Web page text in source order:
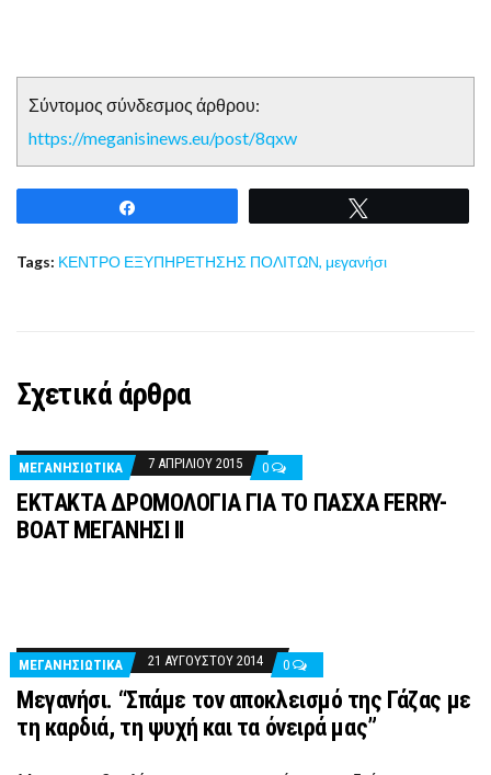
Σύντομος σύνδεσμος άρθρου:
https://meganisinews.eu/post/8qxw
Tags: ΚΕΝΤΡΟ ΕΞΥΠΗΡΕΤΗΣΗΣ ΠΟΛΙΤΩΝ, μεγανήσι
Σχετικά άρθρα
ΜΕΓΑΝΗΣΙΩΤΙΚΑ 7 ΑΠΡΙΛΊΟΥ 2015 0
ΕΚΤΑΚΤΑ ΔΡΟΜΟΛΟΓΙΑ ΓΙΑ ΤΟ ΠΑΣΧΑ FERRY-
BOAT MΕΓΑΝΗΣΙ ΙΙ
ΜΕΓΑΝΗΣΙΩΤΙΚΑ 21 ΑΥΓΟΎΣΤΟΥ 2014 0
Μεγανήσι. “Σπάμε τον αποκλεισμό της Γάζας με
τη καρδιά, τη ψυχή και τα όνειρά μας”